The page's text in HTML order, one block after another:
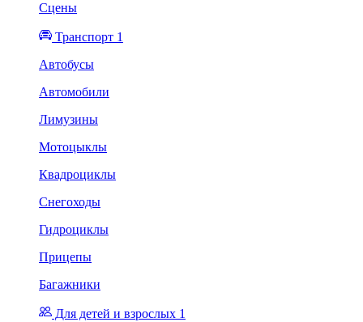
Сцены
Транспорт 1
Автобусы
Автомобили
Лимузины
Мотоцыклы
Квадроциклы
Снегоходы
Гидроциклы
Прицепы
Багажники
Для детей и взрослых 1